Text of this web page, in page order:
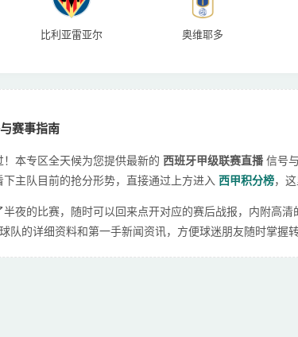
比利亚雷亚尔 奥维耶多
赛事指南
本专区全天候为您提供最新的 西班牙甲级联赛直播 信号
主队目前的抢分形势，直接通过上方进入 西甲积分榜，
夜的比赛，随时可以回来点开对应的赛后战报，内附高
队的详细资料和第一手新闻资讯，方便球迷朋友随时掌握